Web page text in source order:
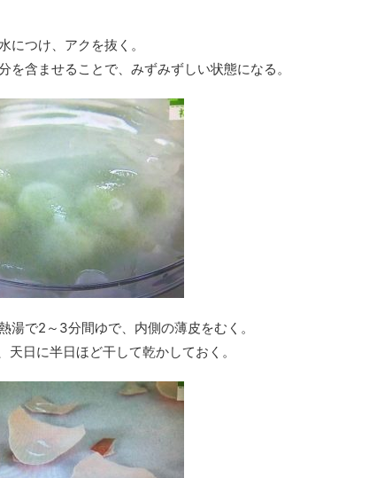
につけ、アクを抜く。
を含ませることで、みずみずしい状態になる。
湯で2～3分間ゆで、内側の薄皮をむく。
天日に半日ほど干して乾かしておく。